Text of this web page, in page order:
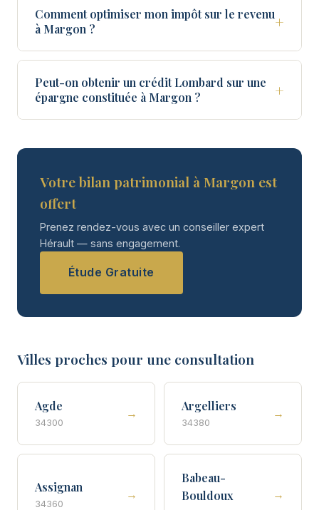
Comment optimiser mon impôt sur le revenu
à Margon ?
+
Peut-on obtenir un crédit Lombard sur une
épargne constituée à Margon ?
+
Votre bilan patrimonial à Margon est
offert
Prenez rendez-vous avec un conseiller expert
Hérault — sans engagement.
Étude Gratuite
Villes proches pour une consultation
Agde
34300
→
Argelliers
34380
→
Assignan
34360
→
Babeau-
Bouldoux
→